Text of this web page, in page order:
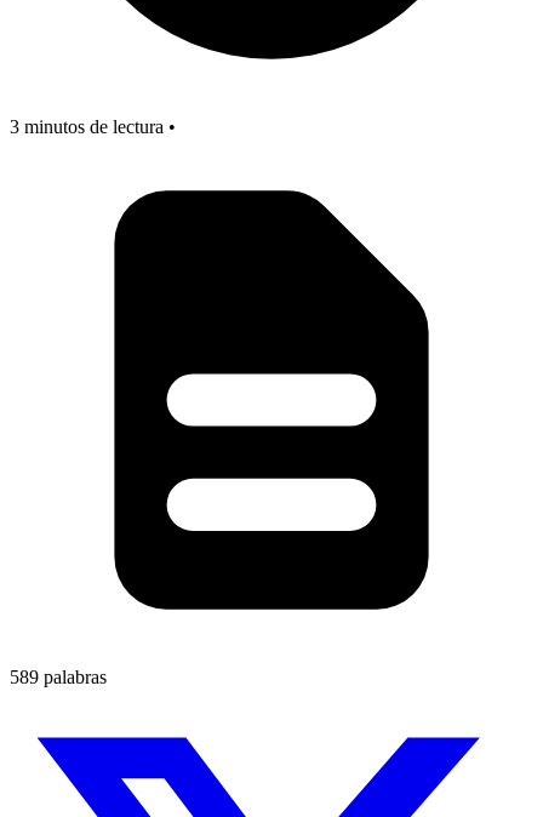
3 minutos de lectura •
589 palabras